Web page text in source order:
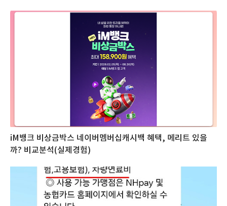
iM뱅크 비상금박스 네이버멤버십캐시백 혜택, 메리트 있을
까? 비교분석(실제경험)